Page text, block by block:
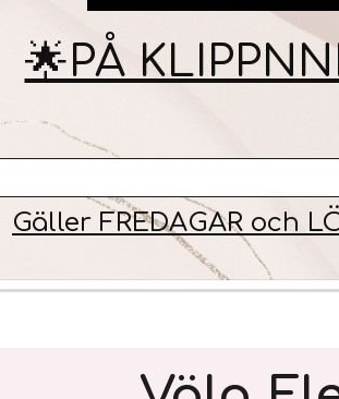
🌟PÅ
Gäller FREDAGAR och